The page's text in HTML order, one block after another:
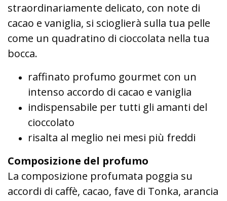
straordinariamente delicato, con note di
cacao e vaniglia, si scioglierà sulla tua pelle
come un quadratino di cioccolata nella tua
bocca.
raffinato profumo gourmet con un
intenso accordo di cacao e vaniglia
indispensabile per tutti gli amanti del
cioccolato
risalta al meglio nei mesi più freddi
Composizione del profumo
La composizione profumata poggia su
accordi di caffè, cacao, fave di Tonka, arancia